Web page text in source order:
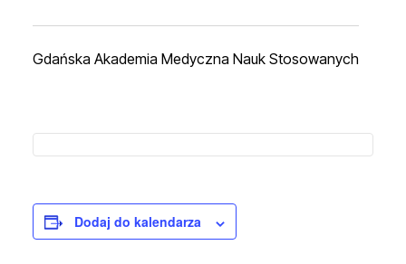
Gdańska Akademia Medyczna Nauk Stosowanych
Dodaj do kalendarza